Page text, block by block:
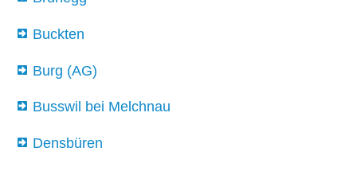
Buckten
Burg (AG)
Busswil bei Melchnau
Densbüren